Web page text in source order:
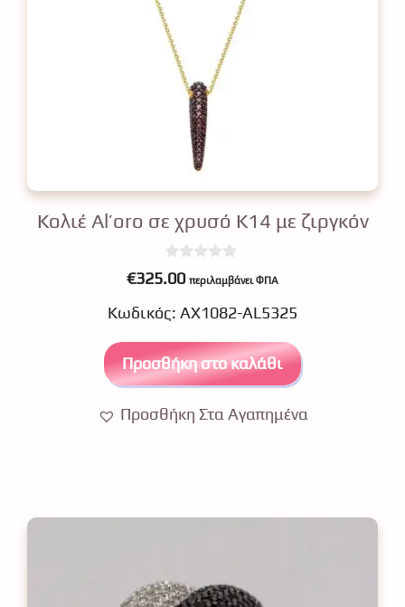
Κολιέ Al’oro σε χρυσό Κ14 με ζιργκόν
0
o
t
o
f
5
€325.00 περιλαμβάνει ΦΠΑ
Κωδικός: ΑΧ1082-AL5325
Προσθήκη στο καλάθι
Προσθήκη Στα Αγαπημένα